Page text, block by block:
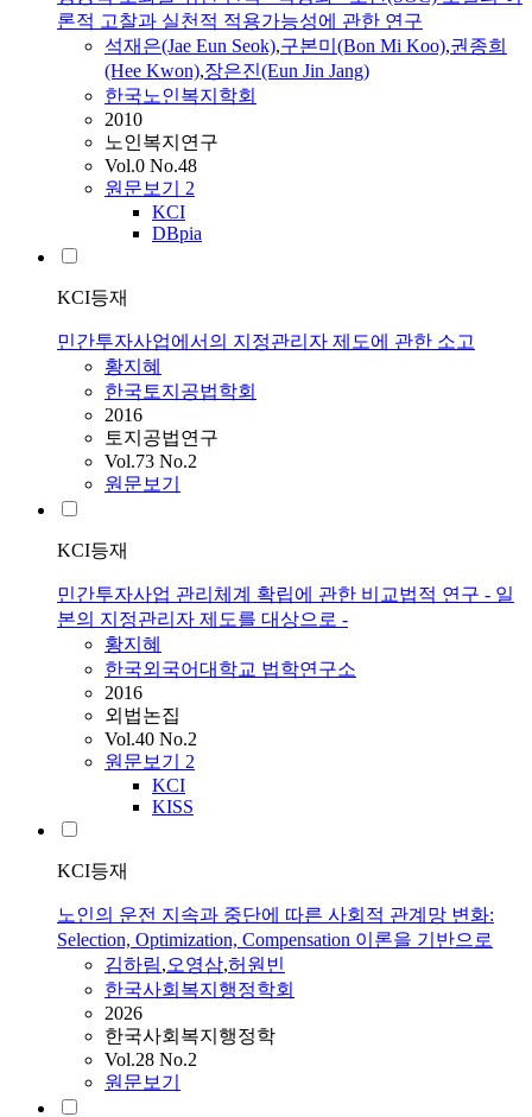
론적 고찰과 실천적 적용가능성에 관한 연구
석재은(Jae Eun Seok),구본미(Bon Mi Koo),권종희
(Hee Kwon),장은진(Eun Jin Jang)
한국노인복지학회
2010
노인복지연구
Vol.0 No.48
원문보기 2
KCI
DBpia
KCI등재
민간투자사업에서의 지정관리자 제도에 관한 소고
황지혜
한국토지공법학회
2016
토지공법연구
Vol.73 No.2
원문보기
KCI등재
민간투자사업 관리체계 확립에 관한 비교법적 연구 - 일
본의 지정관리자 제도를 대상으로 -
황지혜
한국외국어대학교 법학연구소
2016
외법논집
Vol.40 No.2
원문보기 2
KCI
KISS
KCI등재
노인의 운전 지속과 중단에 따른 사회적 관계망 변화:
Selection, Optimization, Compensation 이론을 기반으로
김하림,오영삼,허원빈
한국사회복지행정학회
2026
한국사회복지행정학
Vol.28 No.2
원문보기